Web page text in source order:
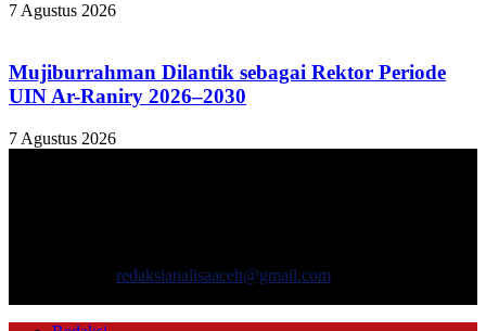
7 Agustus 2026
Mujiburrahman Dilantik sebagai Rektor Periode
UIN Ar-Raniry 2026–2030
7 Agustus 2026
redaksianalisaaceh@gmail.com